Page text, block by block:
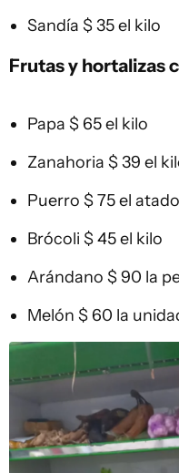
Sandía $ 35 el kilo
Frutas y hortalizas
Papa $ 65 el kilo
Zanahoria $ 39 el
Puerro $ 75 el atado
Brócoli $ 45 el kilo
Arándano $ 90 la
Melón $ 60 la